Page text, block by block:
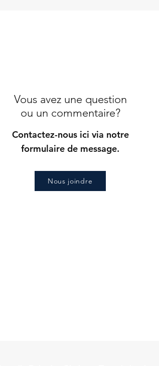
Vous avez une question
ou un commentaire?
Contactez-nous ici via notre
formulaire de message.
Nous joindre